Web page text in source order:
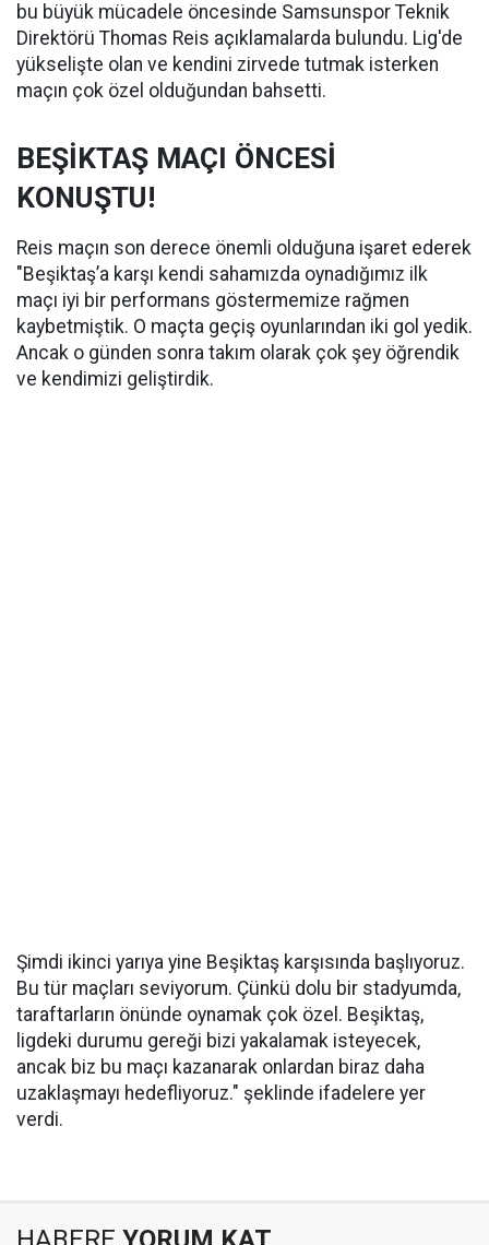
bu büyük mücadele öncesinde Samsunspor Teknik
Direktörü Thomas Reis açıklamalarda bulundu. Lig'de
yükselişte olan ve kendini zirvede tutmak isterken
maçın çok özel olduğundan bahsetti.
BEŞİKTAŞ MAÇI ÖNCESİ
KONUŞTU!
Reis maçın son derece önemli olduğuna işaret ederek
"Beşiktaş’a karşı kendi sahamızda oynadığımız ilk
maçı iyi bir performans göstermemize rağmen
kaybetmiştik. O maçta geçiş oyunlarından iki gol yedik.
Ancak o günden sonra takım olarak çok şey öğrendik
ve kendimizi geliştirdik.
Şimdi ikinci yarıya yine Beşiktaş karşısında başlıyoruz.
Bu tür maçları seviyorum. Çünkü dolu bir stadyumda,
taraftarların önünde oynamak çok özel. Beşiktaş,
ligdeki durumu gereği bizi yakalamak isteyecek,
ancak biz bu maçı kazanarak onlardan biraz daha
uzaklaşmayı hedefliyoruz." şeklinde ifadelere yer
verdi.